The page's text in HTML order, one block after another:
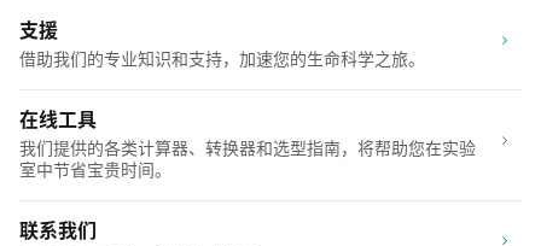
支援
借助我们的专业知识和支持，加速您的生命科学之旅。
在线工具
我们提供的各类计算器、转换器和选型指南，将帮助您在实验
室中节省宝贵时间。
联系我们